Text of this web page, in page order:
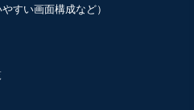
すい画面構成など）